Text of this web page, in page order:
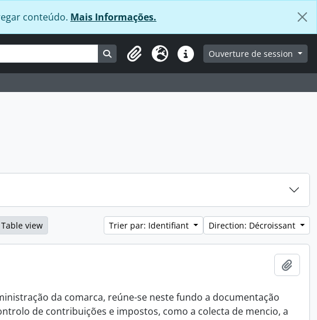
conteúdo. Mais Informações.
Search in browse page
ClipboardLangueLiens rapidesOuverture de session
Table view Trier par: Identifiant Direction: Décroissant
da comarca, reúne-se neste fundo a documentação
de contribuições e impostos, como a colecta de mencio, a